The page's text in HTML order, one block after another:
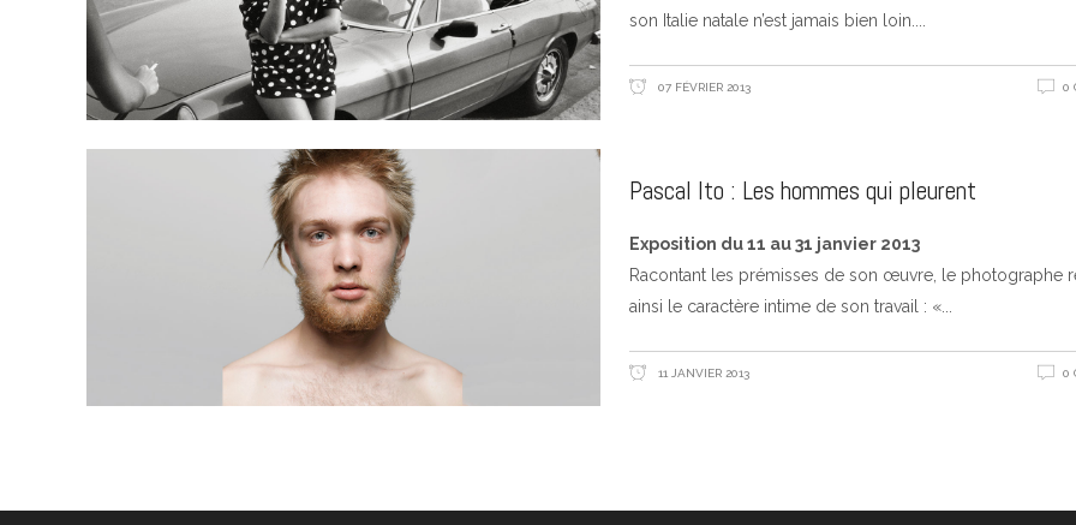
son Italie natale n’est jamais bien loin.
07 FÉVRIER 2013 0
Pascal Ito : Les hommes qui pleurent
Exposition du 11 au 31 janvier 2013
Racontant les prémisses de son œuvre, le photographe
ainsi le caractère intime de son travail : «
11 JANVIER 2013 0